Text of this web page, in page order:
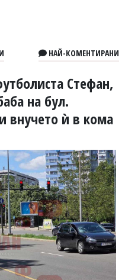
НАЙ-КОМЕНТИРАНИ
Стефан,
на бул.
внучето ѝ в кома